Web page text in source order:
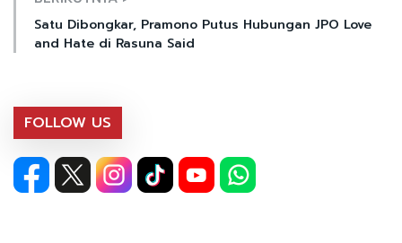
Satu Dibongkar, Pramono Putus Hubungan JPO Love
and Hate di Rasuna Said
FOLLOW US